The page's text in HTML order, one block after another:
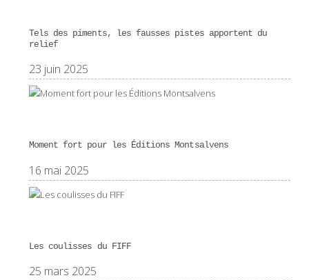
Tels des piments, les fausses pistes apportent du
relief
23 juin 2025
Moment fort pour les Éditions Montsalvens
16 mai 2025
Les coulisses du FIFF
25 mars 2025